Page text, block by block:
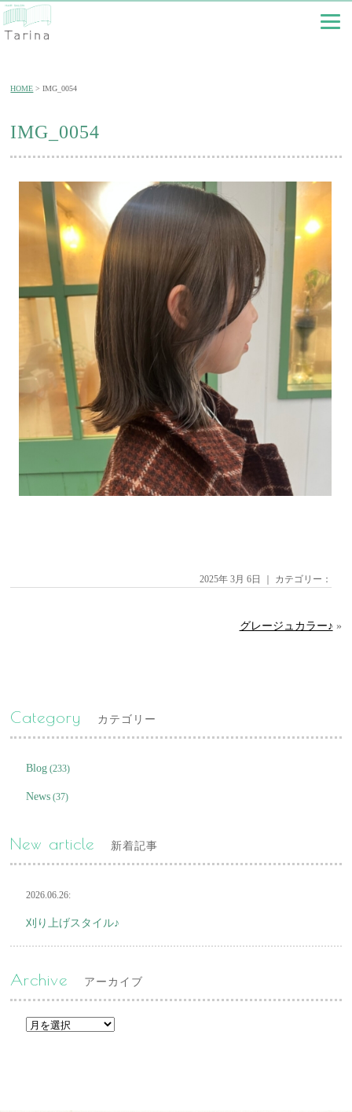
HOME IMG_0054
IMG_0054
2025年 3月 6日 ｜ カテゴリー：
グレージュカラー♪ »
Category カテゴリー
Blog (233)
News (37)
New article 新着記事
2026.06.26:
刈り上げスタイル♪
Archive アーカイブ